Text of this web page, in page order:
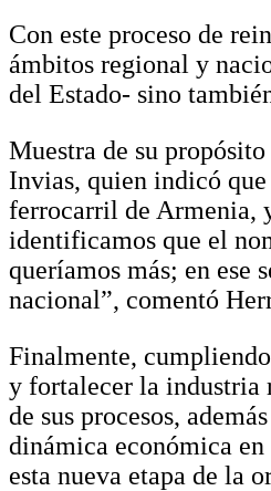
Con este proceso de
ámbitos regional y
del Estado- sino
Muestra de su
Invias, quien indicó
ferrocarril de Armenia,
identificamos que el
queríamos más; en ese
nacional”, comentó
Finalmente,
y fortalecer la industria
de sus procesos,
dinámica económica
esta nueva etapa de la